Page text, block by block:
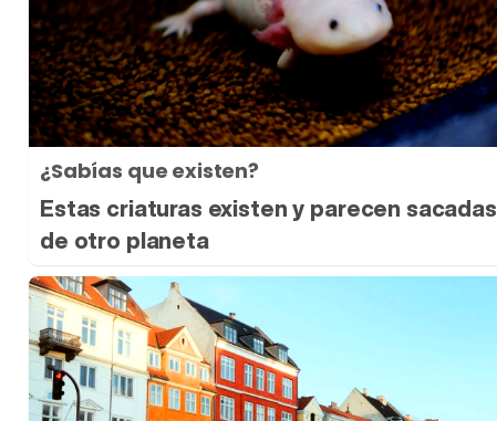
¿Sabías que existen?
Estas criaturas existen y parecen sacadas
de otro planeta